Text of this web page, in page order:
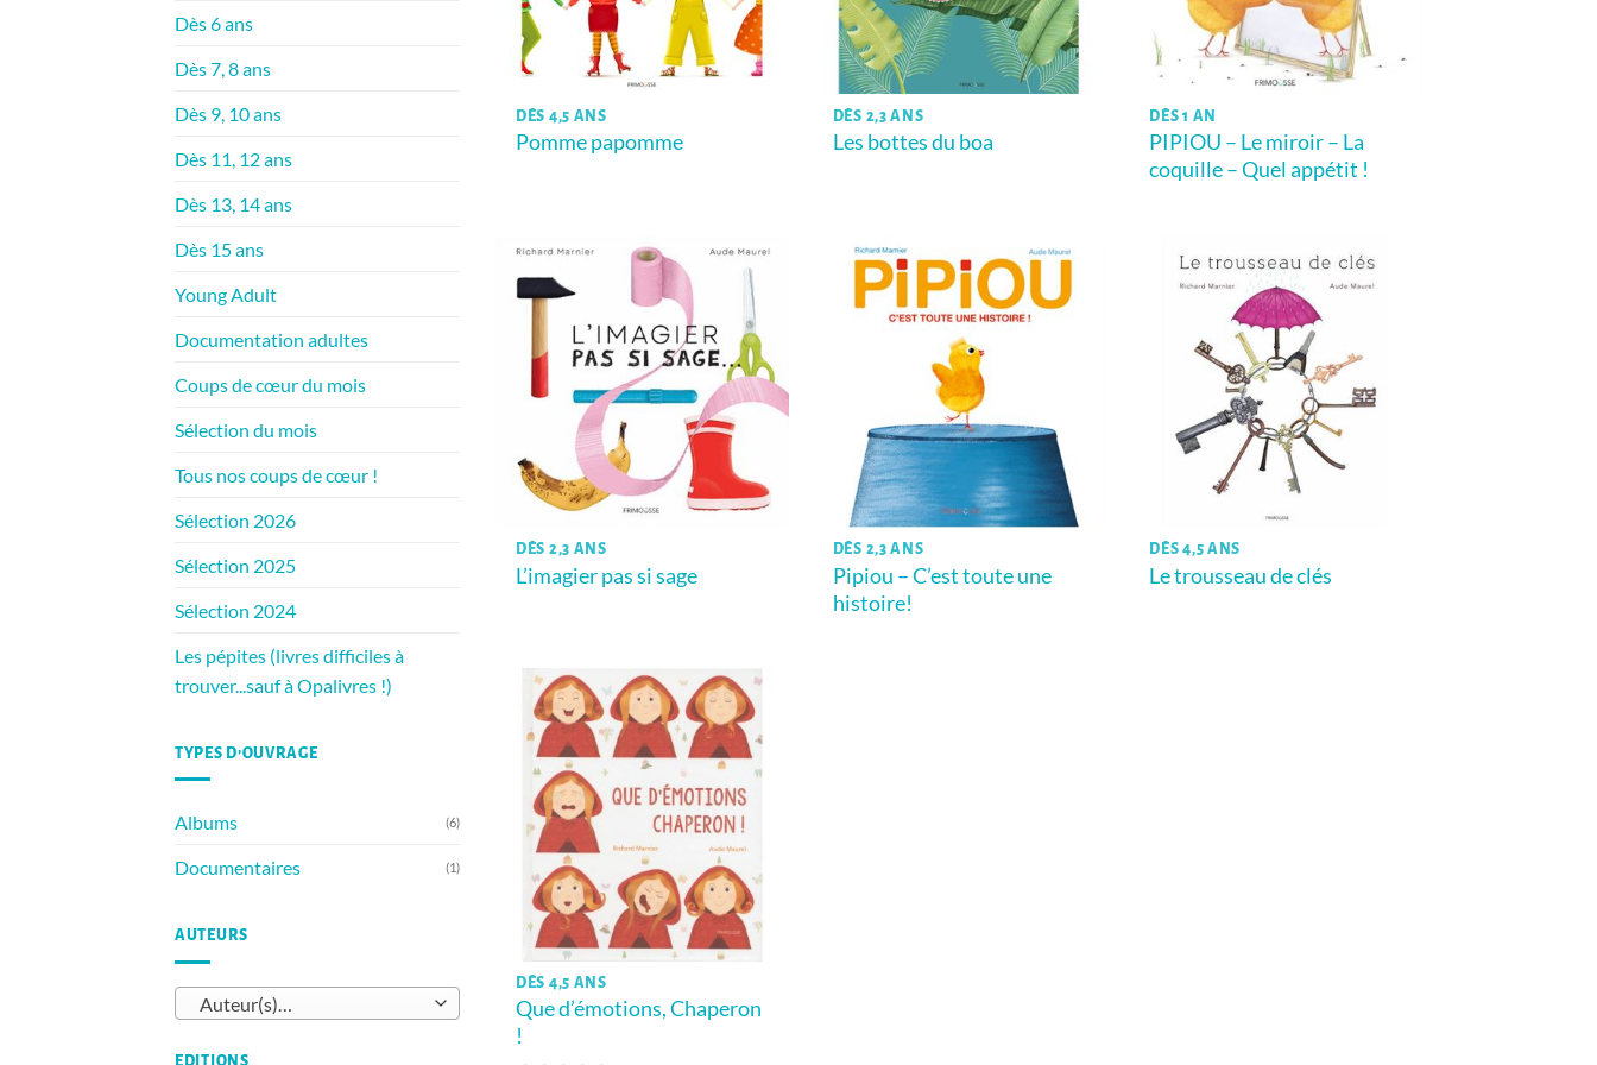
Dès 6 ans
Dès 7, 8 ans
Dès 9, 10 ans
Dès 11, 12 ans
Dès 13, 14 ans
Dès 15 ans
Young Adult
Documentation adultes
Coups de cœur du mois
Sélection du mois
Tous nos coups de cœur !
Sélection 2026
Sélection 2025
Sélection 2024
Les pépites (livres difficiles à
trouver...sauf à Opalivres !)
TYPES D’OUVRAGE
Albums (6)
Documentaires (1)
AUTEURS
Auteur(s)…
EDITIONS
DÈS 4,5 ANS
Pomme papomme
DÈS 2,3 ANS
Les bottes du boa
DÈS 1 AN
PIPIOU – Le miroir – La
coquille – Quel appétit !
DÈS 2,3 ANS
L’imagier pas si sage
DÈS 2,3 ANS
Pipiou – C’est toute une
histoire!
DÈS 4,5 ANS
Le trousseau de clés
DÈS 4,5 ANS
Que d’émotions, Chaperon
!